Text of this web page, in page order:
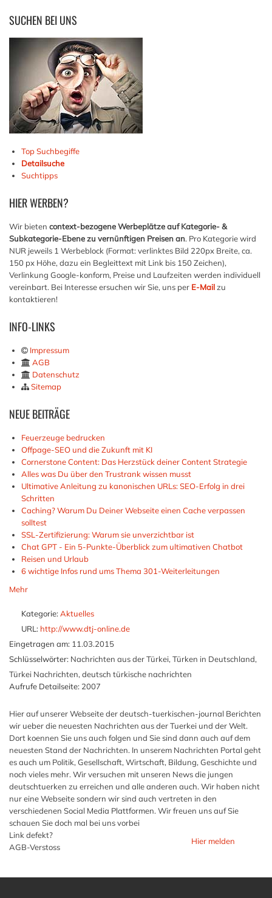
SUCHEN BEI UNS
Top Suchbegiffe
Detailsuche
Suchtipps
HIERWERBEN?
Wir bieten context-bezogene Werbeplätze auf Kategorie- &
Subkategorie-Ebene zu vernünftigen Preisen an. Pro Kategorie wird
NUR jeweils 1 Werbeblock (Format: verlinktes Bild 220px Breite, ca.
150 px Höhe, dazu ein Begleittext mit Link bis 150 Zeichen),
Verlinkung Google-konform, Preise und Laufzeiten werden individuell
vereinbart. Bei Interesse ersuchen wir Sie, uns per E-Mailzu
kontaktieren!
INFO-LINKS
Impressum
AGB
Datenschutz
Sitemap
NEUEBEITRÄGE
Feuerzeuge bedrucken
Offpage-SEO und die Zukunft mit KI
Cornerstone Content: Das Herzstück deiner Content Strategie
Alles was Du über den Trustrank wissen musst
Ultimative Anleitung zu kanonischen URLs: SEO-Erfolg in drei
Schritten
Caching? Warum Du Deiner Webseite einen Cache verpassen
solltest
SSL-Zertifizierung: Warum sie unverzichtbar ist
Chat GPT - Ein 5-Punkte-Überblick zum ultimativen Chatbot
Reisen und Urlaub
6 wichtige Infos rund ums Thema 301-Weiterleitungen
Mehr
Kategorie: Aktuelles
URL: http://www.dtj-online.de
Eingetragen am: 11.03.2015
Schlüsselwörter: Nachrichten aus der Türkei, Türken in Deutschland,
Türkei Nachrichten, deutsch türkische nachrichten
Aufrufe Detailseite: 2007
Hier auf unserer Webseite der deutsch-tuerkischen-journal Berichten
wir ueber die neuesten Nachrichten aus der Tuerkei und der Welt.
Dort koennen Sie uns auch folgen und Sie sind dann auch auf dem
neuesten Stand der Nachrichten. In unserem Nachrichten Portal geht
es auch um Politik, Gesellschaft, Wirtschaft, Bildung, Geschichte und
noch vieles mehr. Wir versuchen mit unseren News die jungen
deutschtuerken zu erreichen und alle anderen auch. Wir haben nicht
nur eine Webseite sondern wir sind auch vertreten in den
verschiedenen Social Media Plattformen. Wir freuen uns auf Sie
schauen Sie doch mal bei uns vorbei
Link defekt?
AGB-Verstoss
Hier melden